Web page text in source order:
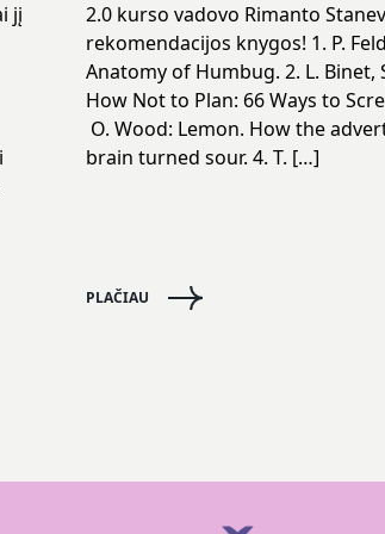
jį
2.0 kurso vadovo Rimanto
rekomendacijos knygos! 1. P.
Anatomy of Humbug. 2. L. Binet,
How Not to Plan: 66 Ways to
O. Wood: Lemon. How the
brain turned sour. 4. T. […]
PLAČIAU